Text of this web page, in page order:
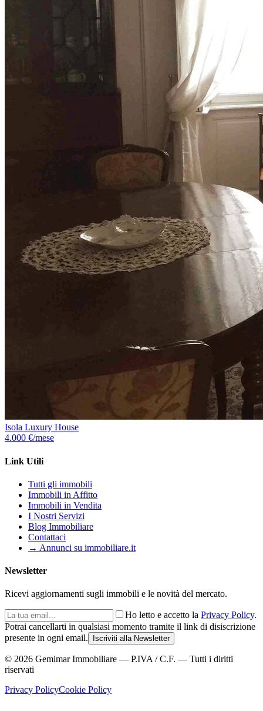
Isola Luxury House
4.000 €/mese
Link Utili
Tutti gli immobili
Immobili in Affitto
Immobili in Vendita
I Nostri Servizi
Blog Immobiliare
Contattaci
→ Annunci su immobiliare.it
Newsletter
Ricevi aggiornamenti sugli immobili e le novità del mercato.
Ho letto e accetto la Privacy Policy.
Potrai cancellarti in qualsiasi momento tramite il link di disiscrizione
presente in ogni email.
Iscriviti alla Newsletter
© 2026 Gemimar Immobiliare — P.IVA / C.F. — Tutti i diritti
riservati
Privacy PolicyCookie Policy